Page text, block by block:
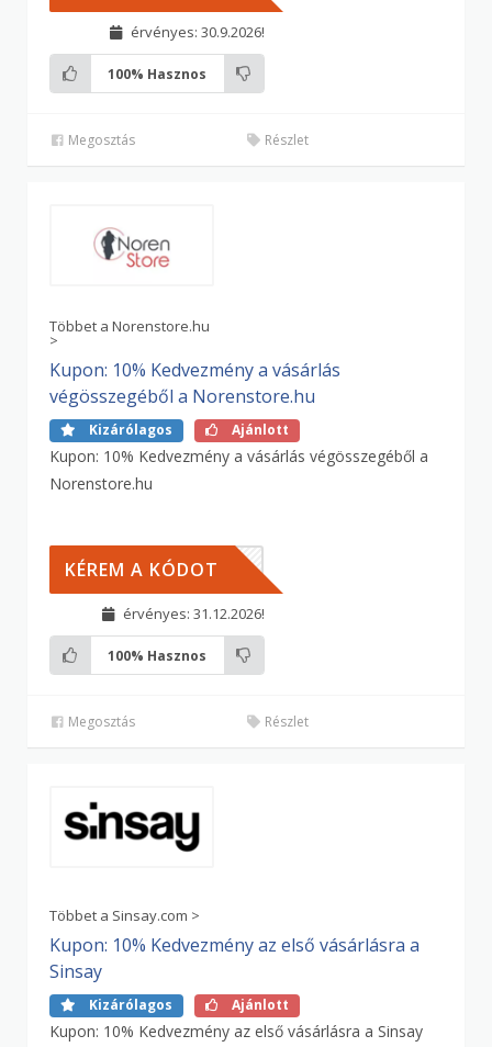
érvényes: 30.9.2026!
100% Hasznos
Megosztás Részlet
Többet a Norenstore.hu
>
Kupon: 10% Kedvezmény a vásárlás
végösszegéből a Norenstore.hu
Kizárólagos Ajánlott
Kupon: 10% Kedvezmény a vásárlás végösszegéből a
Norenstore.hu
LDIK
KÉREM A KÓDOT
érvényes: 31.12.2026!
100% Hasznos
Megosztás Részlet
Többet a Sinsay.com >
Kupon: 10% Kedvezmény az első vásárlásra a
Sinsay
Kizárólagos Ajánlott
Kupon: 10% Kedvezmény az első vásárlásra a Sinsay